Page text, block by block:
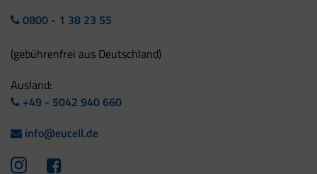
0800 - 1 38 23 55
(gebührenfrei aus Deutschland)
Ausland:
+49 - 5042 940 660
info@eucell.de